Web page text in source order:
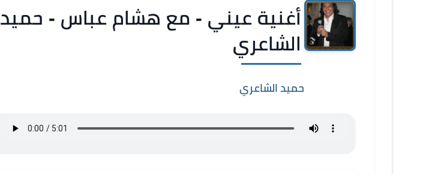
أغنية عيني - مع هشام عباس - حميد
الشاعري
حميد الشاعري